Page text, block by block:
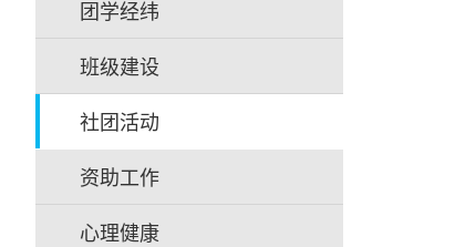
团学经纬
班级建设
社团活动
资助工作
心理健康